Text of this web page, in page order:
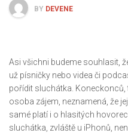
BY DEVENE
Asi všichni budeme souhlasit,
už písničky nebo videa či
pořídit sluchátka.
osoba zájem, neznamená, že
samé platí i o hlasitých
sluchátka, zvláště u iPhonů,